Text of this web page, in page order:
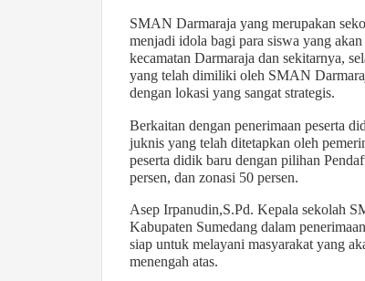
SMAN Darmaraja yang merupakan
menjadi idola bagi para siswa yang
kecamatan Darmaraja dan sekitarnya,
yang telah dimiliki oleh SMAN
dengan lokasi yang sangat strategis.
Berkaitan dengan penerimaan peserta
juknis yang telah ditetapkan oleh
peserta didik baru dengan pilihan
persen, dan zonasi 50 persen.
Asep Irpanudin,S.Pd. Kepala sekolah
Kabupaten Sumedang dalam
siap untuk melayani masyarakat yang
menengah atas.